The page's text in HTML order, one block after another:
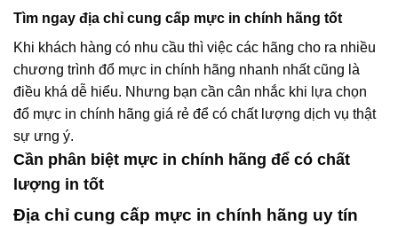
Tìm ngay địa chỉ cung cấp mực in chính hãng tốt
Khi khách hàng có nhu cầu thì việc các hãng cho ra nhiều
chương trình đổ mực in chính hãng nhanh nhất cũng là
điều khá dễ hiểu. Nhưng bạn cần cân nhắc khi lựa chọn
đổ mực in chính hãng giá rẻ để có chất lượng dịch vụ thật
sự ưng ý.
Cần phân biệt mực in chính hãng để có chất
lượng in tốt
Địa chỉ cung cấp mực in chính hãng uy tín